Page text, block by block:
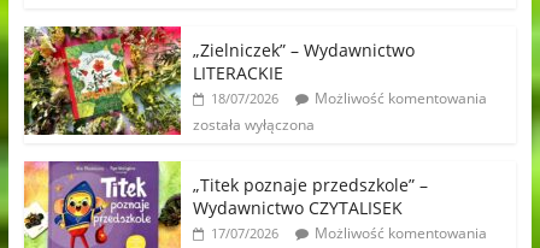
„Zielniczek” – Wydawnictwo
LITERACKIE
18/07/2026
Możliwość komentowania
została wyłączona
„Titek poznaje przedszkole” –
Wydawnictwo CZYTALISEK
17/07/2026
Możliwość komentowania